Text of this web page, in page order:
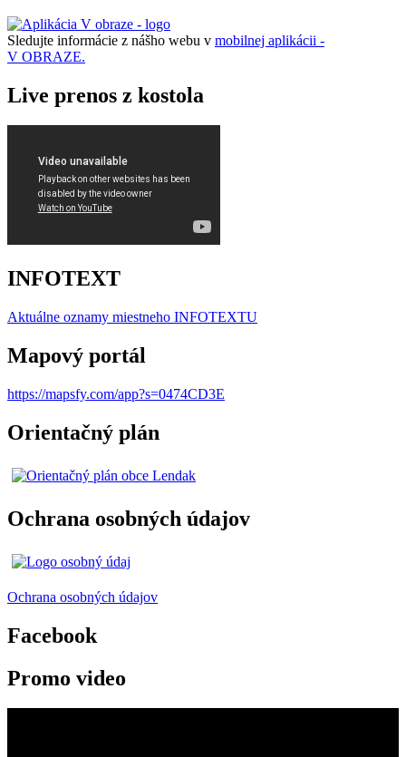
Sledujte informácie z nášho webu v mobilnej aplikácii -
V OBRAZE.
Live prenos z kostola
INFOTEXT
Aktuálne oznamy miestneho INFOTEXTU
Mapový portál
https://mapsfy.com/app?s=0474CD3E
Orientačný plán
Ochrana osobných údajov
Ochrana osobných údajov
Facebook
Promo video